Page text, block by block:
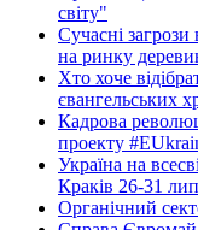
світу"
Сучасні загрози
на ринку
Хто хоче
євангельських
Кадрова
проекту
Україна на
Краків 26-31
Органічний